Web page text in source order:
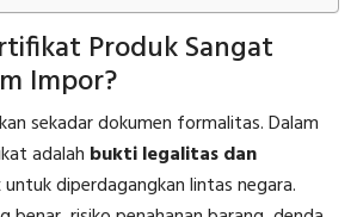
Produk Sangat
Impor?
sekadar dokumen formalitas. Dalam
adalah bukti legalitas dan
untuk diperdagangkan lintas negara.